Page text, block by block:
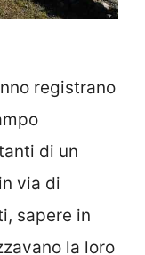
registrano
di un
via di
sapere in
la loro